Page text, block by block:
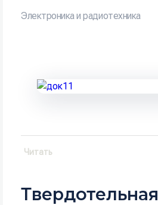
Электроника и радиотехника
Твердотельная
Читать